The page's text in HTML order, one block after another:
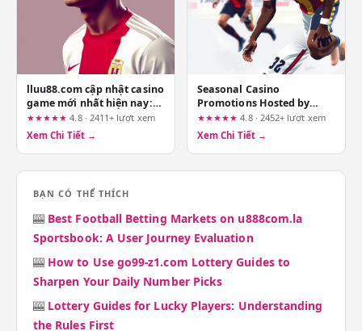
lluu88.com cập nhật casino
game mới nhất hiện nay:
Góc nhìn từ người chơi lâu
năm
★★★★★4.8 · 2411+ lượt xem
Xem Chi Tiết →
Seasonal Casino
Promotions Hosted by
lxxx88.com: The Real Value
After Wagering
★★★★★4.8 · 2452+ lượt xem
Xem Chi Tiết →
BẠN CÓ THỂ THÍCH
🎰 Best Football Betting Markets on u888com.la
Sportsbook: A User Journey Evaluation
🎰 How to Use go99-z1.com Lottery Guides to
Sharpen Your Daily Number Picks
🎰 Lottery Guides for Lucky Players: Understanding
the Rules First